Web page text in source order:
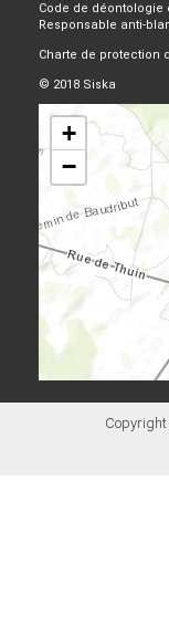
Code de déontologie
Responsable anti-
Charte de protection
© 2018 Siska
+
−